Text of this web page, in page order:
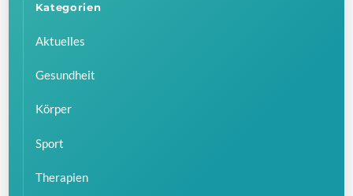
Kategorien
Aktuelles
Gesundheit
Körper
Sport
Therapien